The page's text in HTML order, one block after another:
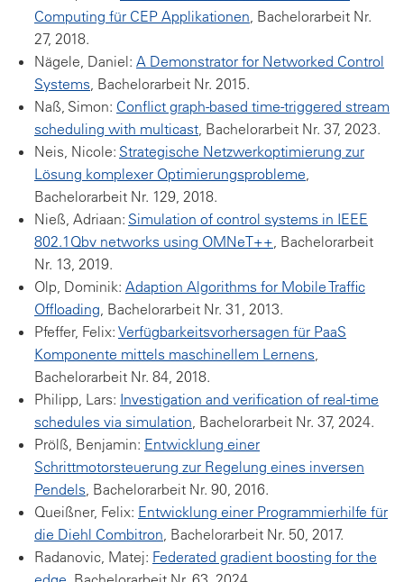
Computing für CEP Applikationen, Bachelorarbeit Nr.
27, 2018.
Nägele, Daniel: A Demonstrator for Networked Control
Systems, Bachelorarbeit Nr. 2015.
Naß, Simon: Conflict graph-based time-triggered stream
scheduling with multicast, Bachelorarbeit Nr. 37, 2023.
Neis, Nicole: Strategische Netzwerkoptimierung zur
Lösung komplexer Optimierungsprobleme,
Bachelorarbeit Nr. 129, 2018.
Nieß, Adriaan: Simulation of control systems in IEEE
802.1Qbv networks using OMNeT++, Bachelorarbeit
Nr. 13, 2019.
Olp, Dominik: Adaption Algorithms for Mobile Traffic
Offloading, Bachelorarbeit Nr. 31, 2013.
Pfeffer, Felix: Verfügbarkeitsvorhersagen für PaaS
Komponente mittels maschinellem Lernens,
Bachelorarbeit Nr. 84, 2018.
Philipp, Lars: Investigation and verification of real-time
schedules via simulation, Bachelorarbeit Nr. 37, 2024.
Prölß, Benjamin: Entwicklung einer
Schrittmotorsteuerung zur Regelung eines inversen
Pendels, Bachelorarbeit Nr. 90, 2016.
Queißner, Felix: Entwicklung einer Programmierhilfe für
die Diehl Combitron, Bachelorarbeit Nr. 50, 2017.
Radanovic, Matej: Federated gradient boosting for the